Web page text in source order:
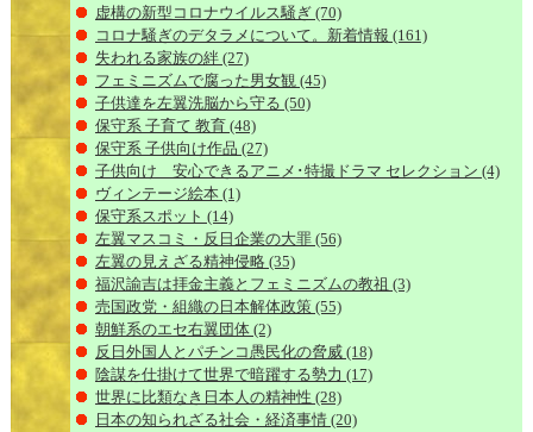
虚構の新型コロナウイルス騒ぎ (70)
コロナ騒ぎのデタラメについて。新着情報 (161)
失われる家族の絆 (27)
フェミニズムで腐った男女観 (45)
子供達を左翼洗脳から守る (50)
保守系 子育て 教育 (48)
保守系 子供向け作品 (27)
子供向け 安心できるアニメ･特撮ドラマ セレクション (4)
ヴィンテージ絵本 (1)
保守系スポット (14)
左翼マスコミ・反日企業の大罪 (56)
左翼の見えざる精神侵略 (35)
福沢諭吉は拝金主義とフェミニズムの教祖 (3)
売国政党・組織の日本解体政策 (55)
朝鮮系のエセ右翼団体 (2)
反日外国人とパチンコ愚民化の脅威 (18)
陰謀を仕掛けて世界で暗躍する勢力 (17)
世界に比類なき日本人の精神性 (28)
日本の知られざる社会・経済事情 (20)